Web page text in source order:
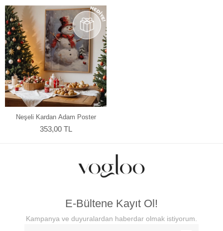
Neşeli Kardan Adam Poster
353,00 TL
E-Bültene Kayıt Ol!
Kampanya ve duyuralardan haberdar olmak istiyorum.